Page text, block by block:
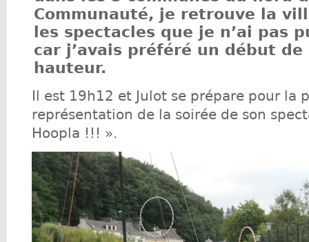
Communauté, je retrouve la
les spectacles que je n’ai pas
car j’avais préféré un début de
hauteur.
Il est 19h12 et Julot se prépare pour la
représentation de la soirée de son
Hoopla !!! ».